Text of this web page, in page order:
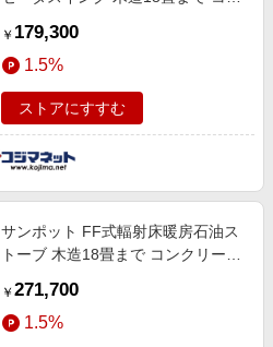
(宅配商品) FFR703RXE
￥ 179,300
1.5%
ストアにすすむ
サンポット FF式輻射床暖房石油ス
トーブ 木造18畳まで コンクリート
G7040SXE
￥ 271,700
1.5%